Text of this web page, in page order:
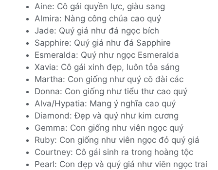
Aine: Cô gái quyền lực, giàu sang
Almira: Nàng công chúa cao quý
Jade: Quý giá như đá ngọc bích
Sapphire: Quý giá như đá Sapphire
Esmeralda: Quý như ngọc Esmeralda
Xavia: Cô gái xinh đẹp, luôn tỏa sáng
Martha: Con giống như quý cô đài các
Donna: Con giống như tiểu thư cao quý
Alva/Hypatia: Mang ý nghĩa cao quý
Diamond: Đẹp và quý như kim cương
Gemma: Con giống như viên ngọc quý
Ruby: Con giống như viên ngọc đỏ quý giá
Courtney: Cô gái sinh ra trong hoàng tộc
Pearl: Con đẹp và quý giá như viên ngọc trai